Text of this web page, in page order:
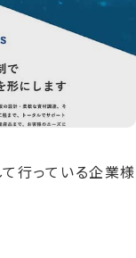
行っている企業様